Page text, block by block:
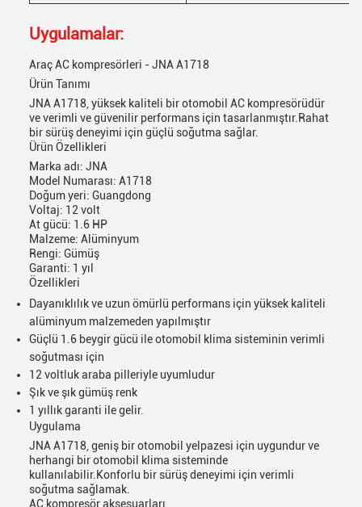
Uygulamalar:
Araç AC kompresörleri - JNA A1718
Ürün Tanımı
JNA A1718, yüksek kaliteli bir otomobil AC kompresörüdür
ve verimli ve güvenilir performans için tasarlanmıştır.Rahat
bir sürüş deneyimi için güçlü soğutma sağlar.
Ürün Özellikleri
Marka adı: JNA
Model Numarası: A1718
Doğum yeri: Guangdong
Voltaj: 12 volt
At gücü: 1.6 HP
Malzeme: Alüminyum
Rengi: Gümüş
Garanti: 1 yıl
Özellikleri
Dayanıklılık ve uzun ömürlü performans için yüksek kaliteli
alüminyum malzemeden yapılmıştır
Güçlü 1.6 beygir gücü ile otomobil klima sisteminin verimli
soğutması için
12 voltluk araba pilleriyle uyumludur
Şık ve şık gümüş renk
1 yıllık garanti ile gelir.
Uygulama
JNA A1718, geniş bir otomobil yelpazesi için uygundur ve
herhangi bir otomobil klima sisteminde
kullanılabilir.Konforlu bir sürüş deneyimi için verimli
soğutma sağlamak.
AC kompresör aksesuarları